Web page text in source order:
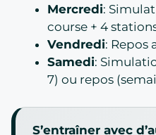
Mercredi:
course + 4
Vendredi: Repos
Samedi:
7) ou repos
S’entraîner avec